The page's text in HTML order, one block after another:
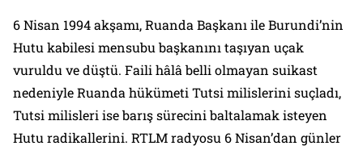
6 Nisan 1994 akşamı, Ruanda Başkanı ile Burundi’nin
Hutu kabilesi mensubu başkanını taşıyan uçak
vuruldu ve düştü. Faili hâlâ belli olmayan suikast
nedeniyle Ruanda hükümeti Tutsi milislerini suçladı,
Tutsi milisleri ise barış sürecini baltalamak isteyen
Hutu radikallerini. RTLM radyosu 6 Nisan’dan günler